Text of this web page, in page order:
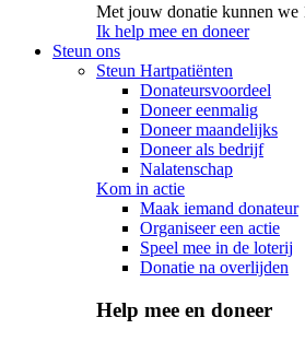
Met jouw donatie kunnen we
Ik help mee en doneer
Steun ons
Steun Hartpatiënten
Donateursvoordeel
Doneer eenmalig
Doneer maandelijks
Doneer als bedrijf
Nalatenschap
Kom in actie
Maak iemand donateur
Organiseer een actie
Speel mee in de loterij
Donatie na overlijden
Help mee en doneer